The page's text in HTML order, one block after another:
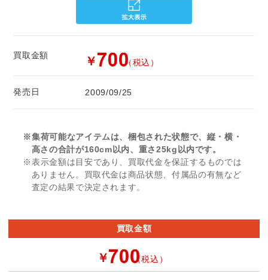
買取金額 ￥ （税込）
発売日 2009/09/25
※集荷可能なアイテムは、梱包された状態で、縦・横・
高さの合計が160cm以内、重さ25kg以内です。
※表示金額は目安であり、買取代金を保証するものでは
ありません。買取代金は商品状態、付属品の有無など
査定の結果で決定されます。
買取金額
￥ （税込）